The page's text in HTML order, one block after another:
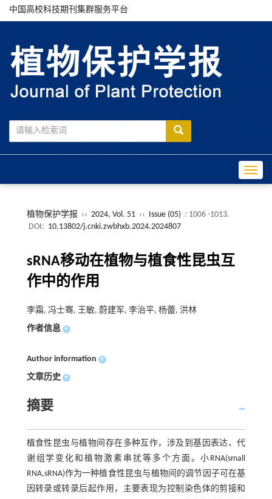
中国高校科技期刊集群服务平台
植物保护学报 ›› 2024, Vol. 51 ›› Issue (05) : 1006 -1013.
DOI: 10.13802/j.cnki.zwbhxb.2024.2024807
sRNA移动在植物与植食性昆虫互
作中的作用
李霜, 冯士骞, 王敏, 蔚建军, 李治平, 杨蕾, 洪林
作者信息 +
Author information +
文章历史 +
摘要
植食性昆虫与植物间存在多种互作，涉及到基因表达、代
谢组学变化和植物激素串扰等多个方面。小RNA(small
RNA,sRNA)作为一种植食性昆虫与植物间的调节因子可在基
因转录或转录后起作用，主要表现为控制染色体的剪接和